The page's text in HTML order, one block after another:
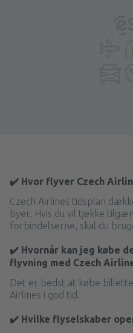
✔️ Hvor flyver Czech
Czech Airlines tidsplan
byer. Hvis du vil tjekke
forbindelserne, skal du
✔️ Hvornår kan jeg købe
flyvning med Czech
Det er bedst at købe
Airlines i god tid.
✔️ Hvilke flyselskaber